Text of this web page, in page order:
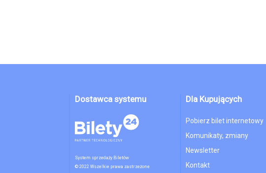
Dostawca systemu
System sprzedaży Biletów
© 2022 Wszelkie prawa zastrzeżone
Dla Kupujących
Pobierz bilet internetowy
Komunikaty, zmiany
Newsletter
Kontakt